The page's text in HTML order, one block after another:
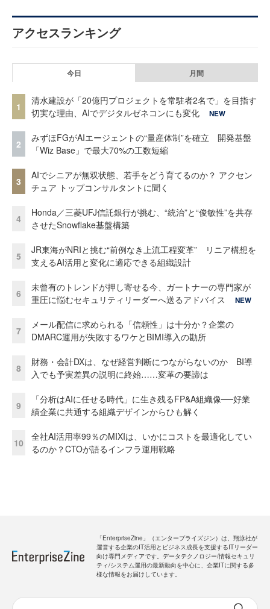
アクセスランキング
今日 月間
1
清水建設が「20億円プロジェクトを常駐者2名で」を目指す
切実な理由、AIでデジタルゼネコンにも変化
NEW
2
みずほFGがAIエージェントの“量産体制”を確立 開発基盤
「Wiz Base」で最大70%の工数短縮
3
AIでシニアが無双状態、若手をどう育てるのか？ アクセン
チュア トップコンサルタントに聞く
4
Honda／三菱UFJ信託銀行が挑む、“統治”と“俊敏性”を共存
させたSnowflake基盤構築
5
JR東海がNRIと挑む“前例なき上流工程変革” リニア構想を
支えるAI活用と変化に適応できる組織設計
6
未曾有のトレンドが押し寄せる今、ガートナーの専門家が
重圧に悩むセキュリティリーダーへ送るアドバイス
NEW
7
メール配信に求められる「信頼性」は十分か？企業の
DMARC運用が失敗するワケとBIMI導入の勘所
8
財務・会計DXは、なぜ経営判断につながらないのか BI導
入でも予実差異の説明に終始……変革の要諦は
9
「分析はAIに任せる時代」に生き残るFP&A組織像──好業
績企業に共通する組織デザインからひも解く
10
全社AI活用率99％のMIXIは、いかにコストを最適化してい
るのか？CTOが語るインフラ運用戦略
「EnterpriseZine」（エンタープライズジン）は、翔泳社が
運営する企業のIT活用とビジネス成長を支援するITリーダー
向け専門メディアです。データテクノロジー/情報セキュリ
ティ/システム運用の最新動向を中心に、企業ITに関する多
様な情報をお届けしています。